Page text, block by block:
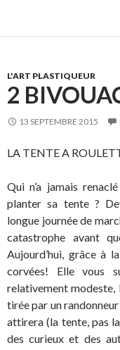
L'ART PLASTIQUEUR
2
13 SEPTEMBRE 2015
LA TENTE A
Qui n’a jamais
planter sa tente ?
longue journée de
catastrophe avant
Aujourd’hui, grâce à
corvées! Elle vous
relativement
tirée par un
attirera (la tente, pas
des curieux et des